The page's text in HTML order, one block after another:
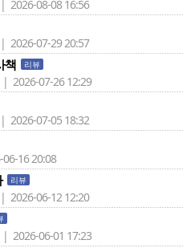
2026-08-08 16:56
2026-07-29 20:57
책 리뷰
2026-07-26 12:29
2026-07-05 18:32
16 20:08
리뷰
2026-06-12 12:20
2026-06-01 17:23